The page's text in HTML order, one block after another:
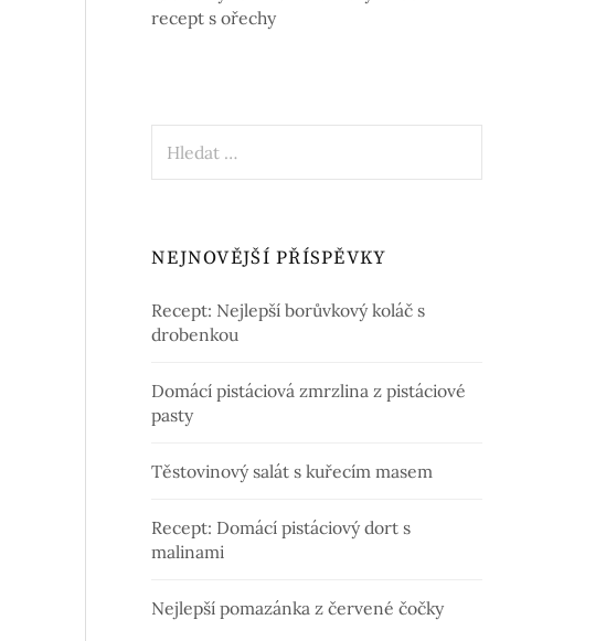
recept s ořechy
NEJNOVĚJŠÍ PŘÍSPĚVKY
Recept: Nejlepší borůvkový koláč s
drobenkou
Domácí pistáciová zmrzlina z pistáciové
pasty
Těstovinový salát s kuřecím masem
Recept: Domácí pistáciový dort s
malinami
Nejlepší pomazánka z červené čočky